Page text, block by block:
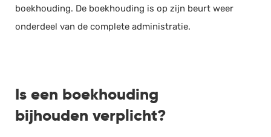
boekhouding. De boekhouding is op zijn beurt weer
onderdeel van de complete administratie.
Is een boekhouding
bijhouden verplicht?